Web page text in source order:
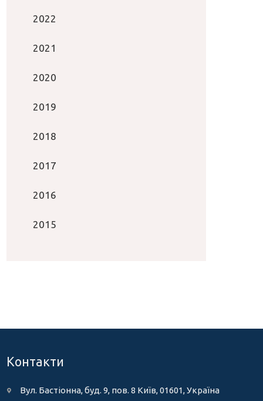
2022
2021
2020
2019
2018
2017
2016
2015
Контакти
Вул. Бастіонна, буд. 9, пов. 8 Київ, 01601, Україна